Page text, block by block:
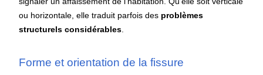
ou horizontale, elle traduit parfois des problèmes
structurels considérables.
Forme et orientation de la fissure